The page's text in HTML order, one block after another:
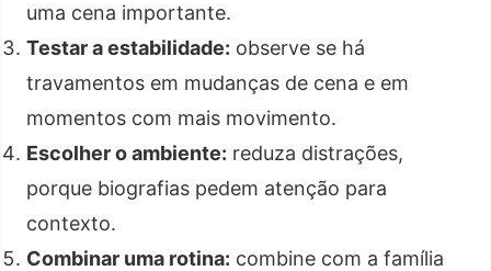
uma cena importante.
Testar a estabilidade: observe se há
travamentos em mudanças de cena e em
momentos com mais movimento.
Escolher o ambiente: reduza distrações,
porque biografias pedem atenção para
contexto.
Combinar uma rotina: combine com a família